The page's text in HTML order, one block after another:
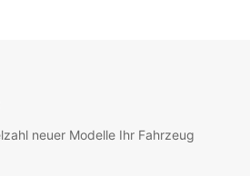
neuer Modelle Ihr Fahrzeug